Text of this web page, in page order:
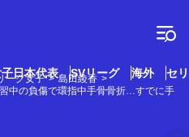
日本代表 SVリーグ 海外 セ
ーグ女子
島田綾香
中の負傷で環指中手骨骨折…すでに手